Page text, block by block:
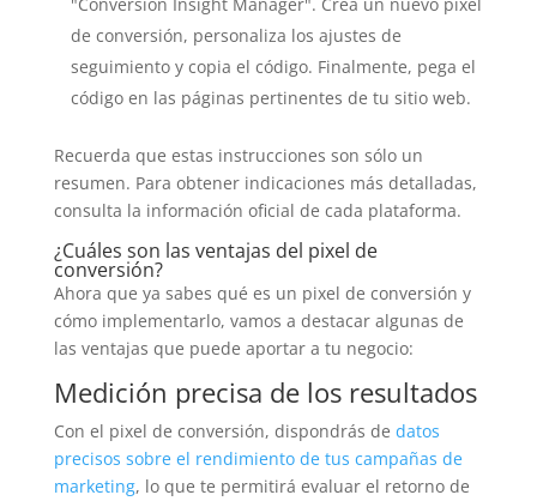
de conversión, personaliza los ajustes de
seguimiento y copia el código. Finalmente, pega el
código en las páginas pertinentes de tu sitio web.
Recuerda que estas instrucciones son sólo un
resumen. Para obtener indicaciones más detalladas,
consulta la información oficial de cada plataforma.
¿Cuáles son las ventajas del pixel de
conversión?
Ahora que ya sabes qué es un pixel de conversión y
cómo implementarlo, vamos a destacar algunas de
las ventajas que puede aportar a tu negocio:
Medición precisa de los resultados
Con el pixel de conversión, dispondrás de datos
precisos sobre el rendimiento de tus campañas de
marketing, lo que te permitirá evaluar el retorno de